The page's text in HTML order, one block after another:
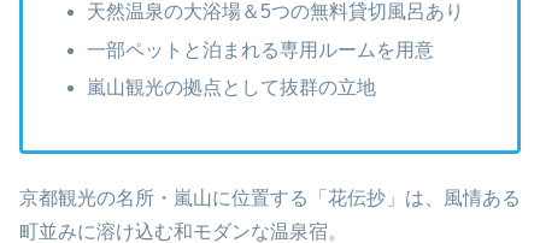
天然温泉の大浴場＆5つの無料貸切風呂あり
一部ペットと泊まれる専用ルームを用意
嵐山観光の拠点として抜群の立地
京都観光の名所・嵐山に位置する「花伝抄」は、風情ある
町並みに溶け込む和モダンな温泉宿。